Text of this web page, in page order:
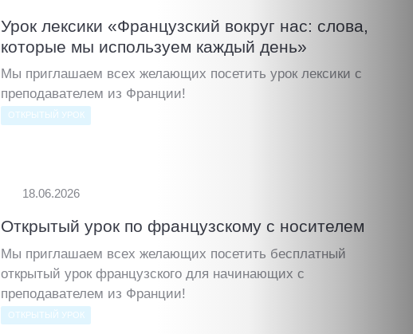
Урок лексики «Французский вокруг нас: слова,
которые мы используем каждый день»
Мы приглашаем всех желающих посетить урок лексики с
преподавателем из Франции!
ОТКРЫТЫЙ УРОК
18.06.2026
Открытый урок по французскому с носителем
Мы приглашаем всех желающих посетить бесплатный
открытый урок французского для начинающих с
преподавателем из Франции!
ОТКРЫТЫЙ УРОК